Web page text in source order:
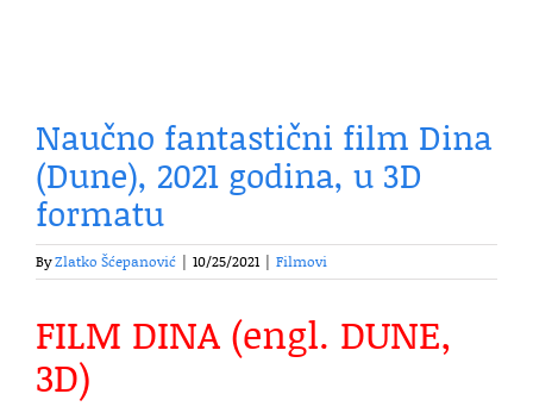
Naučno fantastični film Dina
(Dune), 2021 godina, u 3D
formatu
ByZlatko Šćepanović 10/25/2021 Filmovi
FILM DINA (engl. DUNE,
3D)